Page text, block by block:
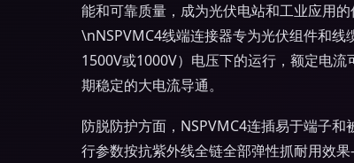
能和可靠质量，成为光伏电站和工业应用
\nNSPVMC4线端连接器专为光伏组件和
1500V或1000V）电压下的运行，额定电
期稳定的大电流导通。
防脱防护方面，NSPVMC4连插易于端子
行参数按抗紫外线全链全部弹性抓耐用效